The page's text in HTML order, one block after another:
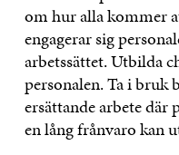
om hur alla kommer
engagerar sig
arbetssättet. Utbilda
personalen. Ta i bruk
ersättande arbete
en lång frånvaro kan